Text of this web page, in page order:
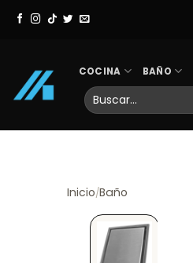
Skip
COCINA BAÑO
Buscar
por:
Inicio/Baño